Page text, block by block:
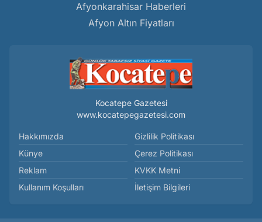
Afyonkarahisar Haberleri
Afyon Altın Fiyatları
Kocatepe Gazetesi
www.kocatepegazetesi.com
Hakkımızda
Künye
Reklam
Kullanım Koşulları
Gizlilik Politikası
Çerez Politikası
KVKK Metni
İletişim Bilgileri